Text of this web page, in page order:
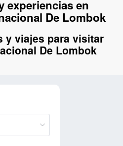
experiencias en
De Lombok
y viajes para visitar
De Lombok